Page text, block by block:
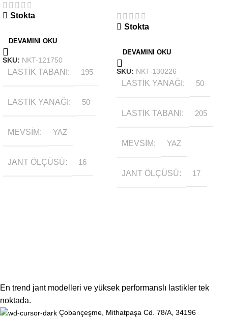
Stokta
DEVAMINI OKU
SKU: NKT-121750
LASTIK TABANI 195
LASTIK YANAĞI 50
MEVSIM YAZ
JANT ÖLÇÜSÜ 16
Stokta
DEVAMINI OKU
SKU: NKT-130226
LASTIK YANAĞI 50
LASTIK TABANI 205
MEVSIM YAZ
JANT ÖLÇÜSÜ 17
En trend jant modelleri ve yüksek performanslı lastikler tek
noktada.
Çobançeşme, Mithatpaşa Cd. 78/A, 34196